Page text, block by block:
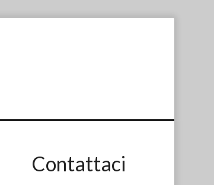
Contattaci